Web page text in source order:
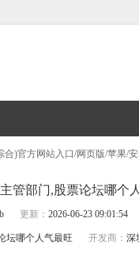
合)官方网站入口/网页版/苹果/
更新：2026-06-23 09:01:54
坛哪个人气最旺 开发商：深